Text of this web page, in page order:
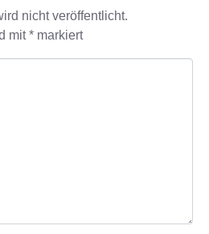
nicht veröffentlicht.
mit* markiert